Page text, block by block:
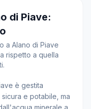
di Piave:
a Alano di Piave
rispetto a quella
è gestita
e potabile, ma
minerale a